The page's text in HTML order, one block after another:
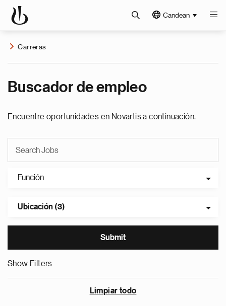
Candean
Carreras
Buscador de empleo
Encuentre oportunidades en Novartis a continuación.
Función
Ubicación (3)
Show Filters
Limpiar todo